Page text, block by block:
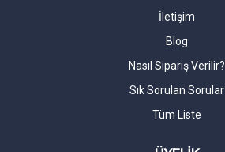
İletişim
Blog
Nasıl Sipariş Verilir?
Sık Sorulan Sorular
Tüm Liste